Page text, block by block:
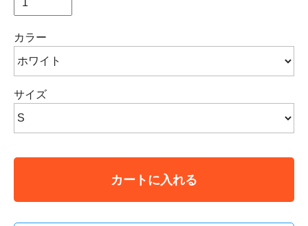
カラー
サイズ
カートに入れる